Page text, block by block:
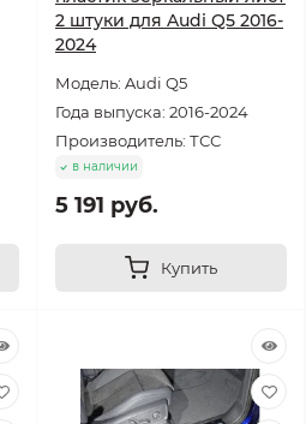
2 штуки для Audi Q5 2016-
2024
Модель: Audi Q5
Года выпуска: 2016-2024
Производитель: ТСС
в наличии
5 191 руб.
Купить